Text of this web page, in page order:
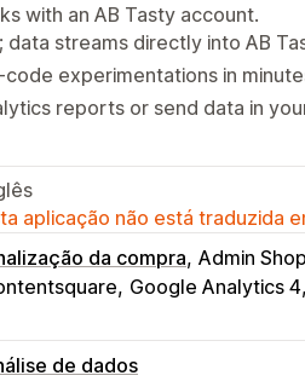
with an AB Tasty account.
streams directly into AB
experimentations in
reports or send data in
aplicação não está traduzida
da compra Admin
Google Analytics 4
de dados